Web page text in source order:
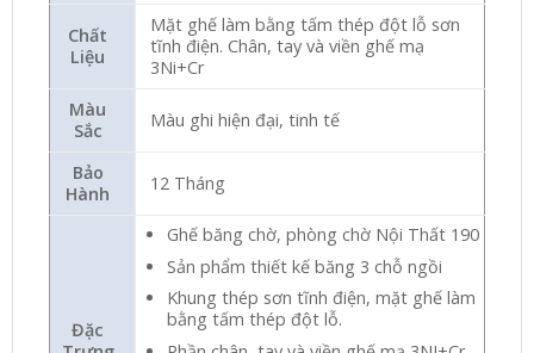
Chất
Liệu
Mặt ghế làm bằng tấm thép đột lỗ sơn
tĩnh điện. Chân, tay và viền ghế mạ
3Ni+Cr
Màu
Sắc
Màu ghi hiện đại, tinh tế
Bảo
Hành
12 Tháng
Đặc
Ghế băng chờ, phòng chờ Nội Thất 190
Sản phẩm thiết kế băng 3 chỗ ngồi
Khung thép sơn tĩnh điện, mặt ghế làm
bằng tấm thép đột lỗ.